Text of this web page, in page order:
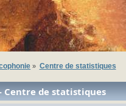
» Centre de statistiques
Centre de statistiques